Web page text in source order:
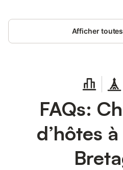
Afficher
FAQs:
d’hôtes